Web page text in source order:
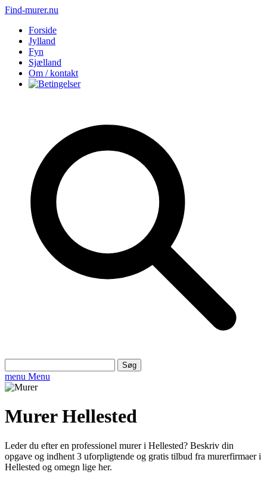
Find-murer.nu
Forside
Jylland
Fyn
Sjælland
Om / kontakt
efter:
menu Menu
Murer Hellested
Leder du efter en professionel murer i Hellested? Beskriv din
opgave og indhent 3 uforpligtende og gratis tilbud fra murerfirmaer i
Hellested og omegn lige her.